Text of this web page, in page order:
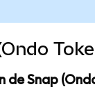
de Snap